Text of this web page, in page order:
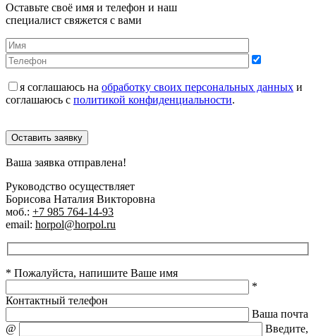
Оставьте своё имя и телефон и наш
специалист свяжется с вами
я соглашаюсь на обработку своих персональных данных и
соглашаюсь с политикой конфиденциальности.
Оставить заявку
Ваша заявка отправлена!
Руководство осуществляет
Борисова Наталия Викторовна
моб.: +7 985 764-14-93
email: horpol@horpol.ru
* Пожалуйста, напишите Ваше имя
*
Контактный телефон
Ваша почта
@
Введите,